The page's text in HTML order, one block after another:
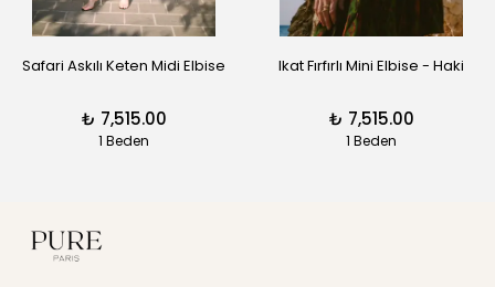
Safari Askılı Keten Midi Elbise
₺ 7,515.00
1 Beden
Ikat Fırfırlı Mini Elbise - Haki
₺ 7,515.00
1 Beden